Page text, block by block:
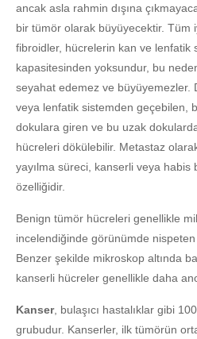
ancak asla rahmin dışına
bir tümör olarak büyüyecektir. Tüm
fibroidler, hücrelerin kan ve lenfatik
kapasitesinden yoksundur, bu
seyahat edemez ve büyüyemezler.
veya lenfatik sistemden geçebilen,
dokulara giren ve bu uzak
hücreleri dökülebilir. Metastaz
yayılma süreci, kanserli veya habis
özelliğidir.
Benign tümör hücreleri genellikle
incelendiğinde görünümde
Benzer şekilde mikroskop altında
kanserli hücreler genellikle daha
Kanser, bulaşıcı hastalıklar gibi
grubudur. Kanserler, ilk tümörün